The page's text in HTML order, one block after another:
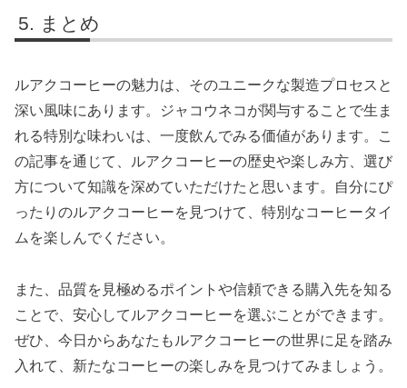
まとめ
ルアクコーヒーの魅力は、そのユニークな製造プロセスと
深い風味にあります。ジャコウネコが関与することで生ま
れる特別な味わいは、一度飲んでみる価値があります。こ
の記事を通じて、ルアクコーヒーの歴史や楽しみ方、選び
方について知識を深めていただけたと思います。自分にぴ
ったりのルアクコーヒーを見つけて、特別なコーヒータイ
ムを楽しんでください。
また、品質を見極めるポイントや信頼できる購入先を知る
ことで、安心してルアクコーヒーを選ぶことができます。
ぜひ、今日からあなたもルアクコーヒーの世界に足を踏み
入れて、新たなコーヒーの楽しみを見つけてみましょう。